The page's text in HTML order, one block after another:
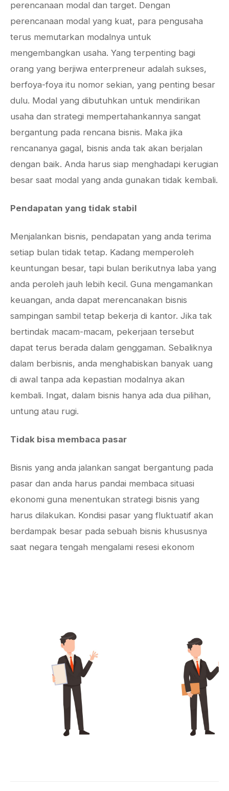
perencanaan modal dan target. Dengan
perencanaan modal yang kuat, para pengusaha
terus memutarkan modalnya untuk
mengembangkan usaha. Yang terpenting bagi
orang yang berjiwa enterpreneur adalah sukses,
berfoya-foya itu nomor sekian, yang penting besar
dulu. Modal yang dibutuhkan untuk mendirikan
usaha dan strategi mempertahankannya sangat
bergantung pada rencana bisnis. Maka jika
rencananya gagal, bisnis anda tak akan berjalan
dengan baik. Anda harus siap menghadapi kerugian
besar saat modal yang anda gunakan tidak kembali.
Pendapatan yang tidak stabil
Menjalankan bisnis, pendapatan yang anda terima
setiap bulan tidak tetap. Kadang memperoleh
keuntungan besar, tapi bulan berikutnya laba yang
anda peroleh jauh lebih kecil. Guna mengamankan
keuangan, anda dapat merencanakan bisnis
sampingan sambil tetap bekerja di kantor. Jika tak
bertindak macam-macam, pekerjaan tersebut
dapat terus berada dalam genggaman. Sebaliknya
dalam berbisnis, anda menghabiskan banyak uang
di awal tanpa ada kepastian modalnya akan
kembali. Ingat, dalam bisnis hanya ada dua pilihan,
untung atau rugi.
Tidak bisa membaca pasar
Bisnis yang anda jalankan sangat bergantung pada
pasar dan anda harus pandai membaca situasi
ekonomi guna menentukan strategi bisnis yang
harus dilakukan. Kondisi pasar yang fluktuatif akan
berdampak besar pada sebuah bisnis khususnya
saat negara tengah mengalami resesi ekonom